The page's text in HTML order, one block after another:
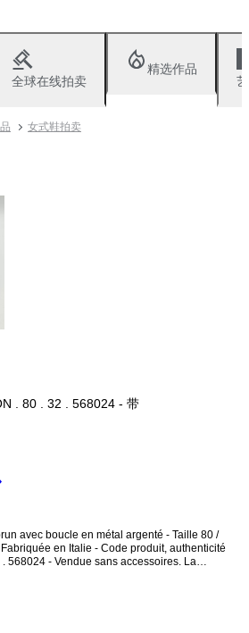
全球在线拍卖
精选作品
女式鞋拍卖
. 80 . 32 . 568024 - 带
avec boucle en métal argenté - Taille 80 /
568024 - Vendue sans accessoires. La
95 cm -
en métal argenté : 5,3 cm x 6,5 cm. La